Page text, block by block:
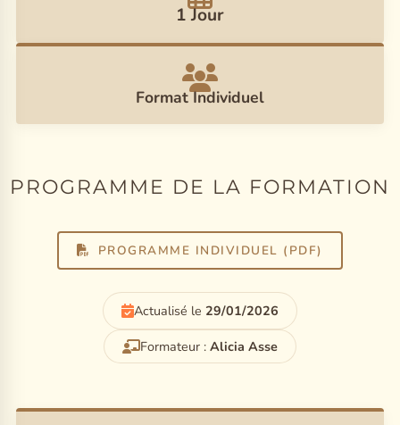
1 Jour
Format Individuel
PROGRAMME DE LA FORMATION
PROGRAMME INDIVIDUEL (PDF)
Actualisé le 29/01/2026
Formateur : Alicia Asse